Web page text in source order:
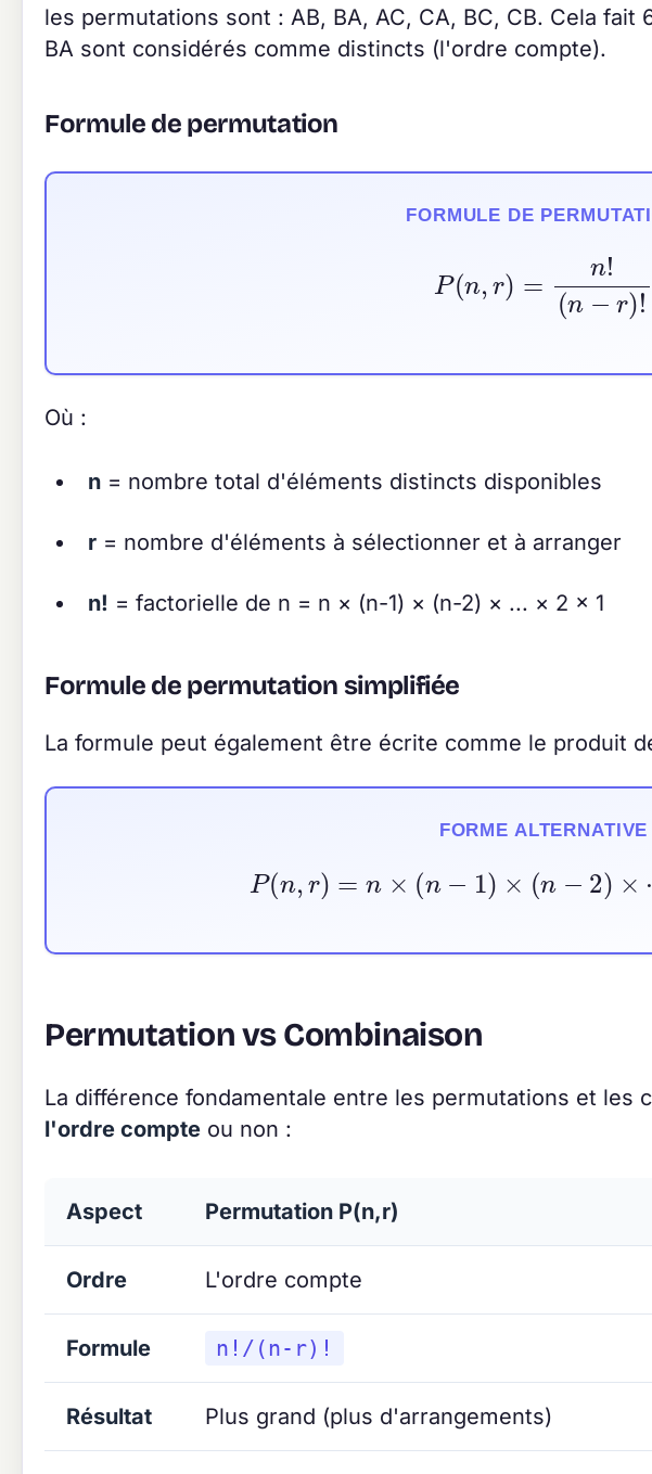
les permutations sont : AB, BA, AC, CA, BC, CB. Cela
BA sont considérés comme distincts (l'ordre compte).
Formule de permutation
FORMULE DE
−r
Où :
n = nombre total d'éléments distincts disponibles
r = nombre d'éléments à sélectionner et à arranger
n! = factorielle de n = n × (n-1) × (n-2) × ... × 2 × 1
Formule de permutation simplifiée
La formule peut également être écrite comme le produit
FORME ALTERNATIVE
n, r)=n× n− 1)×(n 2)× ⋯
Permutation vs Combinaison
La différence fondamentale entre les permutations et les
l'ordre compte ou non :
Aspect Permutation P(n,r)
Ordre L'ordre compte
Formule n!/(n-r)!
Résultat Plus grand (plus d'arrangements)